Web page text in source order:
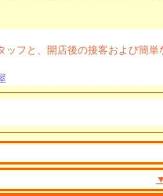
ッフと、開店後の接客および簡